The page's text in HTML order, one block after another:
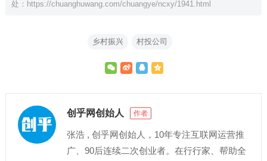
处： https://chuanghuwang.com/chuangye/ncxy/1941.html
乡村振兴 村投公司
创乎网创始人 作者
张浩 , 创乎网创始人，10年专注互联网运营推
广、90后连续二次创业者。在行行家、帮助全